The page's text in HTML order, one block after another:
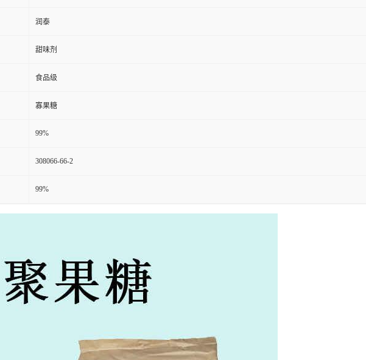
润泰
甜味剂
食品级
寡果糖
99%
308066-66-2
99%